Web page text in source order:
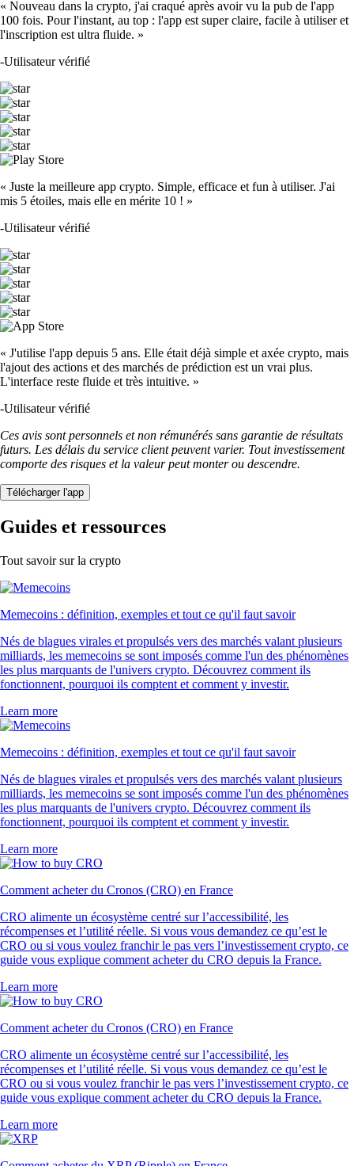
« Nouveau dans la crypto, j'ai craqué après avoir vu la pub de l'app
100 fois. Pour l'instant, au top : l'app est super claire, facile à utiliser et
l'inscription est ultra fluide. »
-Utilisateur vérifié
« Juste la meilleure app crypto. Simple, efficace et fun à utiliser. J'ai
mis 5 étoiles, mais elle en mérite 10 ! »
-Utilisateur vérifié
« J'utilise l'app depuis 5 ans. Elle était déjà simple et axée crypto, mais
l'ajout des actions et des marchés de prédiction est un vrai plus.
L'interface reste fluide et très intuitive. »
-Utilisateur vérifié
Ces avis sont personnels et non rémunérés sans garantie de résultats
futurs. Les délais du service client peuvent varier. Tout investissement
comporte des risques et la valeur peut monter ou descendre.
Télécharger l'app
Guides et ressources
Tout savoir sur la crypto
Memecoins : définition, exemples et tout ce qu'il faut savoir
Nés de blagues virales et propulsés vers des marchés valant plusieurs
milliards, les memecoins se sont imposés comme l'un des phénomènes
les plus marquants de l'univers crypto. Découvrez comment ils
fonctionnent, pourquoi ils comptent et comment y investir.
Learn more
Memecoins : définition, exemples et tout ce qu'il faut savoir
Nés de blagues virales et propulsés vers des marchés valant plusieurs
milliards, les memecoins se sont imposés comme l'un des phénomènes
les plus marquants de l'univers crypto. Découvrez comment ils
fonctionnent, pourquoi ils comptent et comment y investir.
Learn more
Comment acheter du Cronos (CRO) en France
CRO alimente un écosystème centré sur l’accessibilité, les
récompenses et l’utilité réelle. Si vous vous demandez ce qu’est le
CRO ou si vous voulez franchir le pas vers l’investissement crypto, ce
guide vous explique comment acheter du CRO depuis la France.
Learn more
Comment acheter du Cronos (CRO) en France
CRO alimente un écosystème centré sur l’accessibilité, les
récompenses et l’utilité réelle. Si vous vous demandez ce qu’est le
CRO ou si vous voulez franchir le pas vers l’investissement crypto, ce
guide vous explique comment acheter du CRO depuis la France.
Learn more